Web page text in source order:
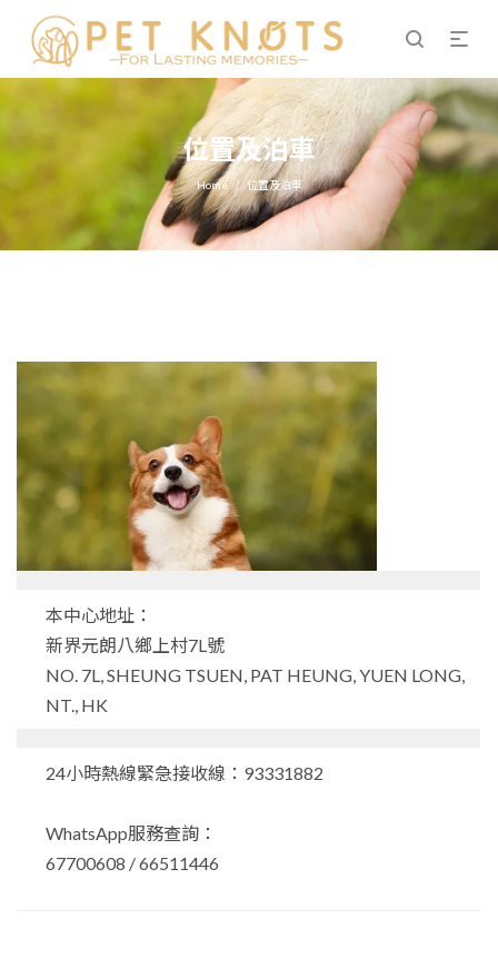
位置及泊車
Home / 位置及泊車
本中心地址：
新界元朗八鄉上村7L號
NO. 7L, SHEUNG TSUEN, PAT HEUNG, YUEN LONG,
NT., HK
24小時熱線緊急接收線：93331882
WhatsApp服務查詢：
67700608 / 66511446